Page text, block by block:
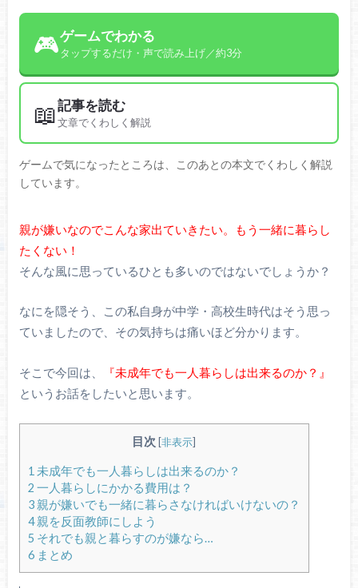
🎮ゲームでわかる
タップするだけ・声で読み上げ／約3分
📖記事を読む
文章でくわしく解説
ゲームで気になったところは、このあとの本文でくわしく解説
しています。
親が嫌いなのでこんな家出ていきたい。もう一緒に暮らし
たくない！
そんな風に思っているひとも多いのではないでしょうか？
なにを隠そう、この私自身が中学・高校生時代はそう思っ
ていましたので、その気持ちは痛いほど分かります。
そこで今回は、
『未成年でも一人暮らしは出来るのか？』
というお話をしたいと思います。
目次 [非表示]
1 未成年でも一人暮らしは出来るのか？
2 一人暮らしにかかる費用は？
3親が嫌いでも一緒に暮らさなければいけないの？
4親を反面教師にしよう
5 それでも親と暮らすのが嫌なら…
6まとめ